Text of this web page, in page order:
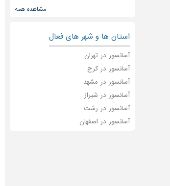
مشاهده همه
استان ها و شهر های فعال
آسانسور در تهران
آسانسور در کرج
آسانسور در مشهد
آسانسور در شیراز
آسانسور در رشت
آسانسور در اصفهان